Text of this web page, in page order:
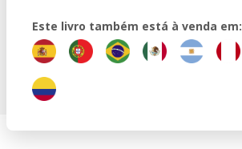
Este livro também está à venda em: